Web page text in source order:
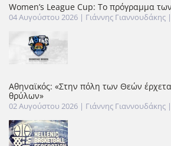
Women’s League Cup: Το πρόγραμμα
04 Αυγούστου 2026 | Γιάννης Γιαννουδάκης |
Αθηναϊκός: «Στην πόλη των Θεών
θρύλων»
02 Αυγούστου 2026 | Γιάννης Γιαννουδάκης |